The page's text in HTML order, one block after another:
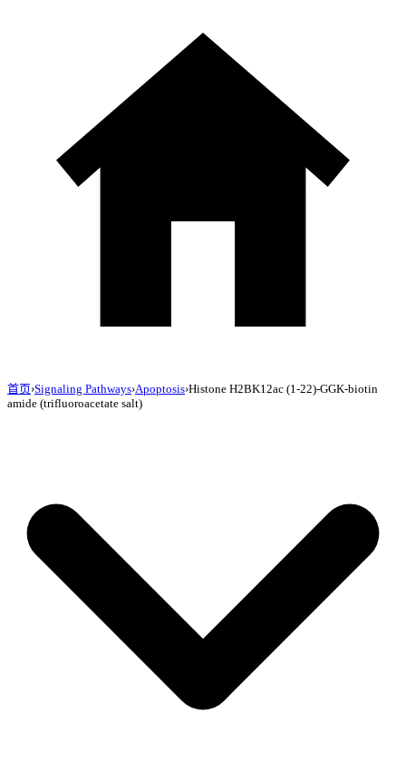
首页›Signaling Pathways›Apoptosis›Histone H2BK12ac (1-22)-GGK-biotin
amide (trifluoroacetate salt)